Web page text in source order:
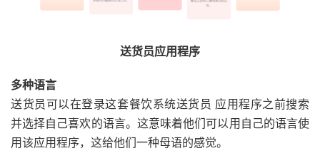
送货员应用程序
多种语言
送货员可以在登录这套餐饮系统送货员 应用程序之前搜索
并选择自己喜欢的语言。这意味着他们可以用自己的语言使
用该应用程序，这给他们一种母语的感觉。